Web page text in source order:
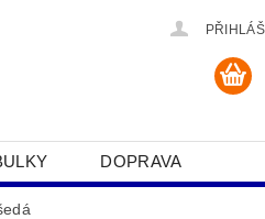
DOPRAVA
ÚDAJŮ